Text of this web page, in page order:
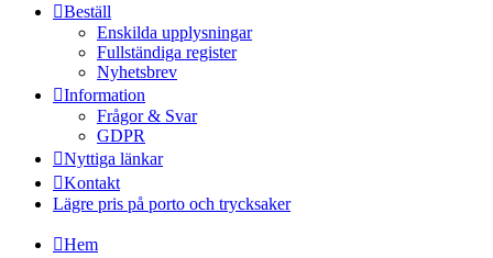
Beställ
Enskilda upplysningar
Fullständiga register
Nyhetsbrev
Information
Frågor & Svar
GDPR
Nyttiga länkar
Kontakt
Lägre pris på porto och trycksaker
Hem